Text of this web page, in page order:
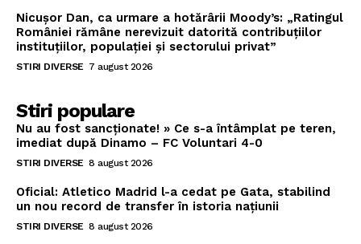
Nicușor Dan, ca urmare a hotărârii Moody’s: „Ratingul
României rămâne nerevizuit datorită contribuțiilor
instituțiilor, populației și sectorului privat”
STIRI DIVERSE 7 august 2026
Stiri populare
Nu au fost sancționate! » Ce s-a întâmplat pe teren,
imediat după Dinamo – FC Voluntari 4-0
STIRI DIVERSE 8 august 2026
Oficial: Atletico Madrid l-a cedat pe Gata, stabilind
un nou record de transfer în istoria națiunii
STIRI DIVERSE 8 august 2026